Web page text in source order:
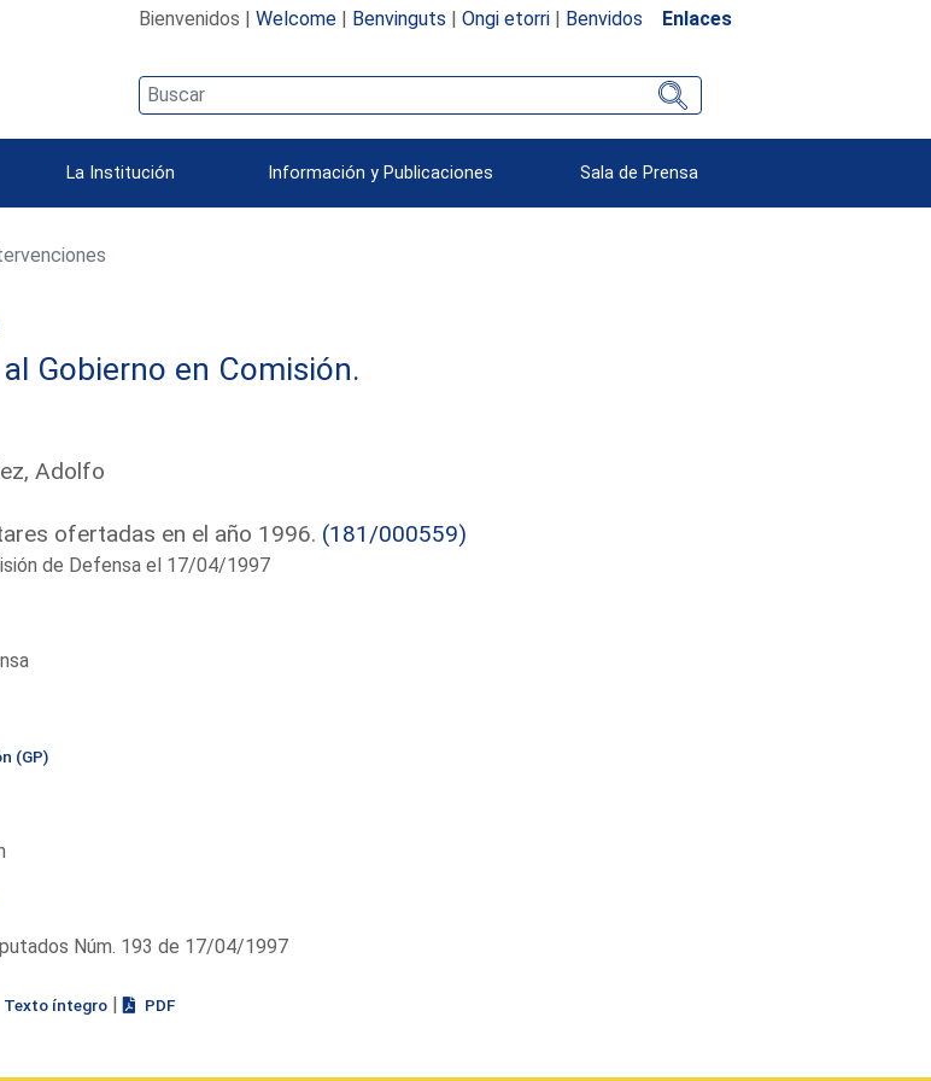
Bienvenidos | Welcome| Benvinguts | Ongi etorri| Benvidos Enlaces
La Institución Información y Publicaciones Sala de Prensa
Gobierno en Comisión.
Adolfo
ofertadas en el año 1996. (181/000559)
de Defensa el 17/04/1997
(GP)
Núm. 193 de 17/04/1997
Texto íntegro| PDF